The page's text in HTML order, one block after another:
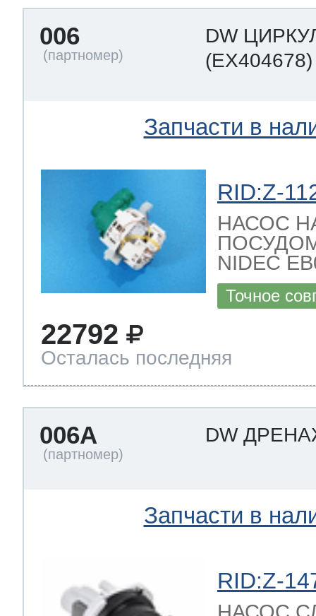
006
DW
(EX404678)
Запчасти в
RID:Z-
НАСОС
NIDEC
Точное
22792
Осталась последняя
006A DW
Запчасти в
RID:Z-